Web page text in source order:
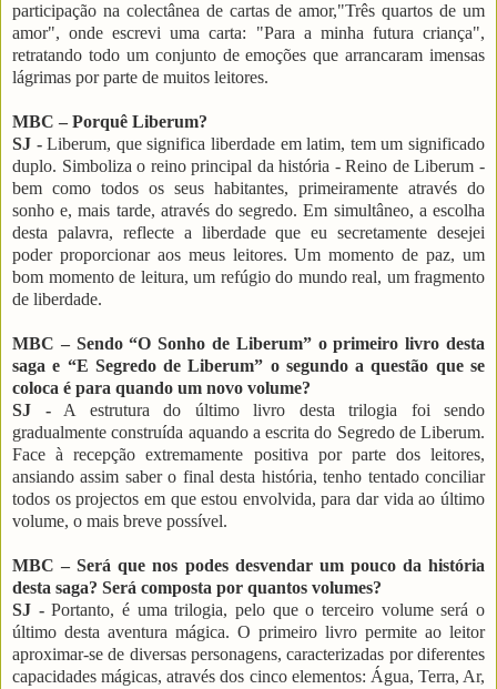
participação na colectânea de cartas de amor,"Três quartos de um
amor", onde escrevi uma carta: "Para a minha futura criança",
retratando todo um conjunto de emoções que arrancaram imensas
lágrimas por parte de muitos leitores.
MBC – Porquê Liberum?
SJ -Liberum, que significa liberdade em latim, tem um significado
duplo. Simboliza o reino principal da história - Reino de Liberum -
bem como todos os seus habitantes, primeiramente através do
sonho e, mais tarde, através do segredo. Em simultâneo, a escolha
desta palavra, reflecte a liberdade que eu secretamente desejei
poder proporcionar aos meus leitores. Um momento de paz, um
bom momento de leitura, um refúgio do mundo real, um fragmento
de liberdade.
MBC – Sendo “O Sonho de Liberum” o primeiro livro desta
saga e “E Segredo de Liberum” o segundo a questão que se
coloca é para quando um novo volume?
SJ -A estrutura do último livro desta trilogia foi sendo
gradualmente construída aquando a escrita do Segredo de Liberum.
Face à recepção extremamente positiva por parte dos leitores,
ansiando assim saber o final desta história, tenho tentado conciliar
todos os projectos em que estou envolvida, para dar vida ao último
volume, o mais breve possível.
MBC – Será que nos podes desvendar um pouco da história
desta saga? Será composta por quantos volumes?
SJ -Portanto, é uma trilogia, pelo que o terceiro volume será o
último desta aventura mágica. O primeiro livro permite ao leitor
aproximar-se de diversas personagens, caracterizadas por diferentes
capacidades mágicas, através dos cinco elementos: Água, Terra, Ar,